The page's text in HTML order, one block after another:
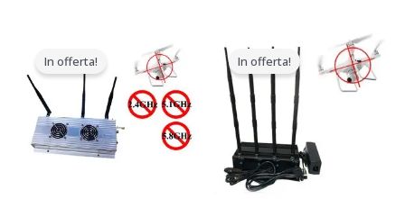
In offerta!originale
era:
$1,299.00.
prezzo
attuale
$919.99.
In offerta!
prezzo
originale
era:
$1,999.00.
prezzo
attuale
è: